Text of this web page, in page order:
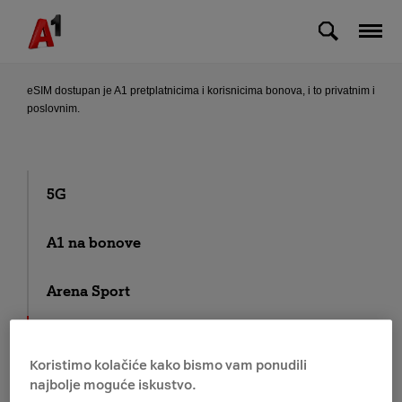
Skip to Main Content
Tko sve može koristiti eSIM?
eSIM dostupan je A1 pretplatnicima i korisnicima bonova, i to privatnim i
poslovnim.
5G
A1 na bonove
Arena Sport
Fiksni telefon i internet
Koristimo kolačiće kako bismo vam ponudili
najbolje moguće iskustvo.